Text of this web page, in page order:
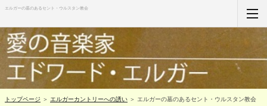
エルガーの墓のあるセント・ウルスタン教会
ホーム
RSS購読
サイトマップ
トップページ ＞ エルガーカントリーへの誘い ＞ エルガーの墓のあるセント・ウルスタン教会